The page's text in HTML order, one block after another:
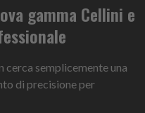
gamma Cellini e
cerca semplicemente una
di precisione per